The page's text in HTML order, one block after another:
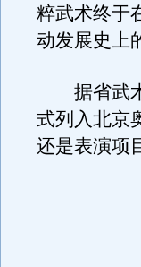
粹武术终于
动发展史上
据省武术
式列入北京
还是表演项